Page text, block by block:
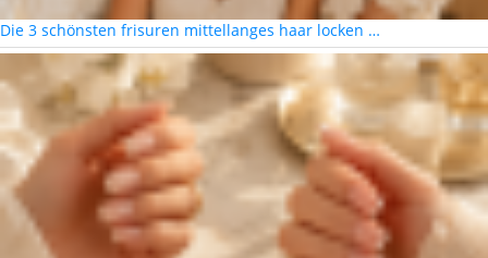
Die 3 schönsten frisuren mittellanges haar locken …